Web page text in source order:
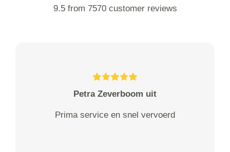
9.5 from 7570 customer reviews
Petra Zeverboom uit
Prima service en snel vervoerd